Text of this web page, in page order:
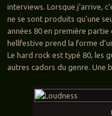
interviews. Lorsque j’arrive,
ne se sont produits qu’une
années 80 en première
hellfestive prend la forme
Le hard rock est typé 80, les
autres cadors du genre. Une